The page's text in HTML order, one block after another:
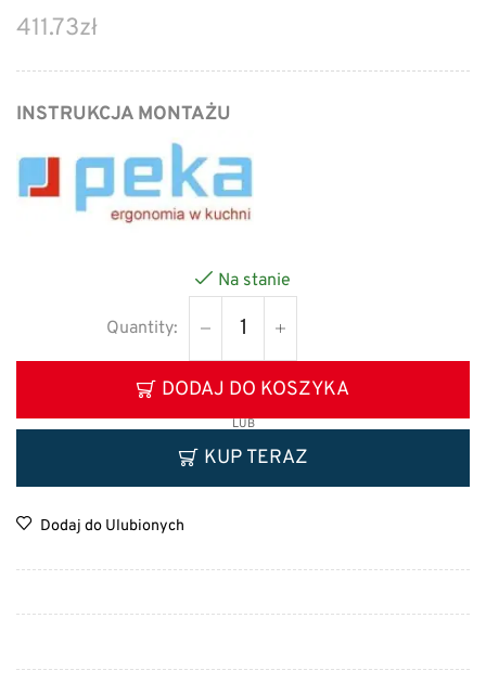
411.73zł
INSTRUKCJA MONTAŻU
Na stanie
DODAJ DO KOSZYKA
LUB
KUP TERAZ
Dodaj do Ulubionych